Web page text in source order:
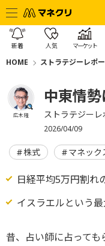
新着 人気 マーケット
HOME ストラテジーレポ
広木 隆
中東情
ストラテジーレ
2026/04/09
株式 マネック
日経平均5万円割れ
イスラエルという
昔、占い師に占っても